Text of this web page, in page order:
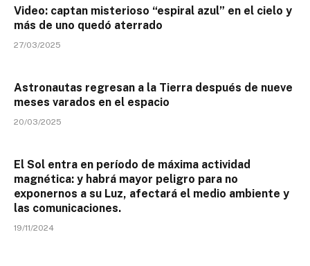
Video: captan misterioso “espiral azul” en el cielo y
más de uno quedó aterrado
27/03/2025
Astronautas regresan a la Tierra después de nueve
meses varados en el espacio
20/03/2025
El Sol entra en período de máxima actividad
magnética: y habrá mayor peligro para no
exponernos a su Luz, afectará el medio ambiente y
las comunicaciones.
19/11/2024